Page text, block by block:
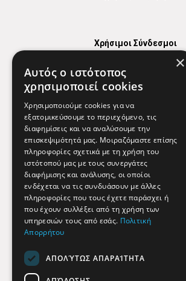
Χρήσιμοι Σύνδεσμοι
Χρήσιμα Τηλέφωνα
Εφημερεύοντα Φαρμακεία
Απόρρητο
Όροι Χρήσης
Πολιτική προστασίας
Findhere
Social Media
×
Αυτός ο ιστότοπος
χρησιμοποιεί cookies
Χρησιμοποιούμε cookies για να
εξατομικεύσουμε το περιεχόμενο, τις
διαφημίσεις και να αναλύσουμε την
επισκεψιμότητά μας. Μοιραζόμαστε επίσης
πληροφορίες σχετικά με τη χρήση του
ιστότοπού μας με τους συνεργάτες
διαφήμισης και ανάλυσης, οι οποίοι
ενδέχεται να τις συνδυάσουν με άλλες
πληροφορίες που τους έχετε παράσχει ή
που έχουν συλλέξει από τη χρήση των
υπηρεσιών τους από εσάς. Πολιτική
Απορρήτου
ΑΠΟΛΎΤΩΣ ΑΠΑΡΑΊΤΗΤΑ